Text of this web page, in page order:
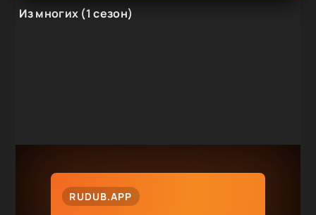
Из многих (1 сезон)
RUDUB.APP